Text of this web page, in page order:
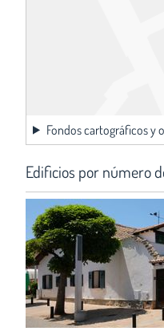
Fondos cartográficos y
Edificios por número